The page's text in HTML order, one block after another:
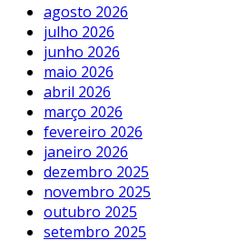
agosto 2026
julho 2026
junho 2026
maio 2026
abril 2026
março 2026
fevereiro 2026
janeiro 2026
dezembro 2025
novembro 2025
outubro 2025
setembro 2025